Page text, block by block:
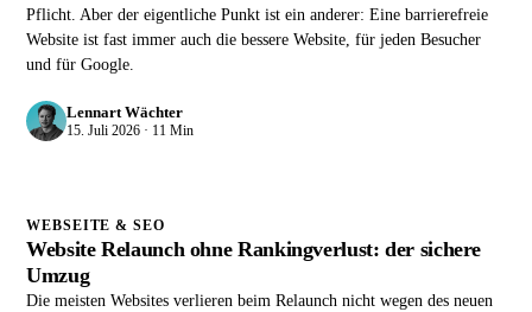
Pflicht. Aber der eigentliche Punkt ist ein anderer: Eine barrierefreie
Website ist fast immer auch die bessere Website, für jeden Besucher
und für Google.
Lennart Wächter
15. Juli 2026 · 11 Min
WEBSEITE & SEO
Website Relaunch ohne Rankingverlust: der sichere
Umzug
Die meisten Websites verlieren beim Relaunch nicht wegen des neuen